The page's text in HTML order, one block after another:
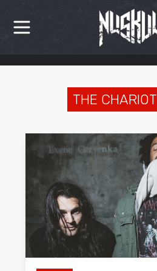
HÍREK
INTERJÚK
PREMIEREK
MÁSVILÁG
THE CHARIOT